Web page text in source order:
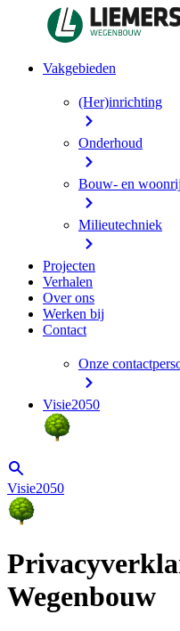
Vakgebieden
(Her)inrichting
Onderhoud
Bouw- en
Milieutechniek
Projecten
Verhalen
Over ons
Werken bij
Contact
Onze
Visie2050
Visie2050
Wegenbouw